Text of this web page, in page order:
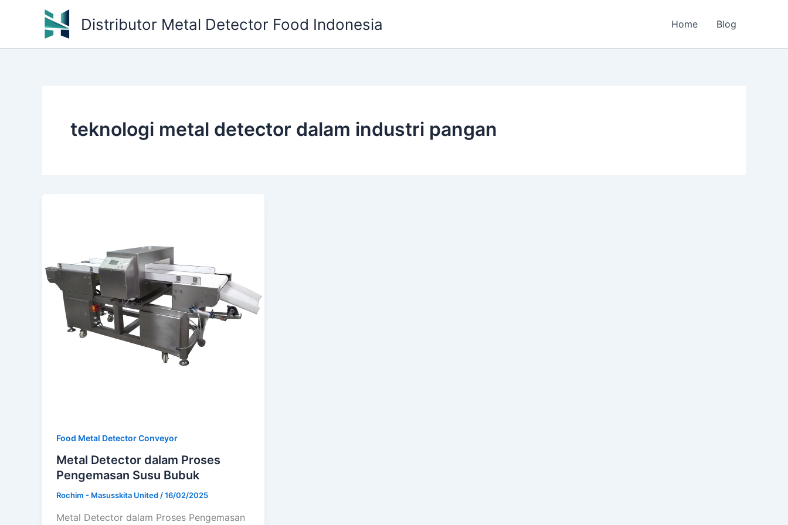
Distributor Metal Detector Food Indonesia Home Blog
teknologi metal detector dalam industri pangan
Food Metal Detector Conveyor
Metal Detector dalam Proses
Pengemasan Susu Bubuk
Rochim - Masusskita United/16/02/2025
Metal Detector dalam Proses Pengemasan